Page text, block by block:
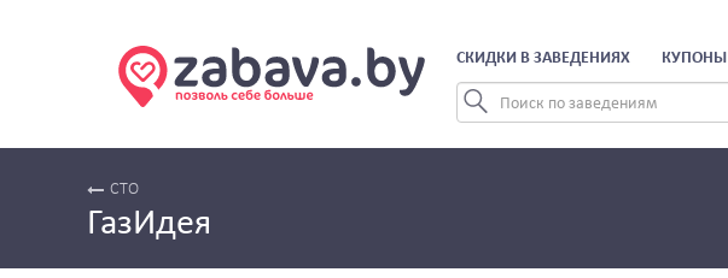
СКИДКИ В ЗАВЕДЕНИЯХ КУПОНЫ
СТО
ГазИдея